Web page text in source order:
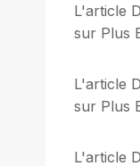
L'article
sur Plus
L'article
sur Plus
L'article